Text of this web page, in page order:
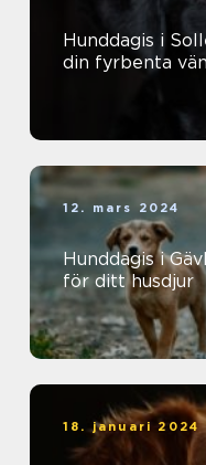
Hunddagis i
din fyrbenta vän
12. mars 2024
Hunddagis i
för ditt husdjur
18. januari 2024